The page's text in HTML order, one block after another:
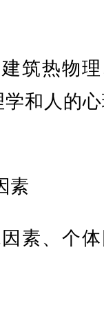
筑热物
和人的
素
素、个